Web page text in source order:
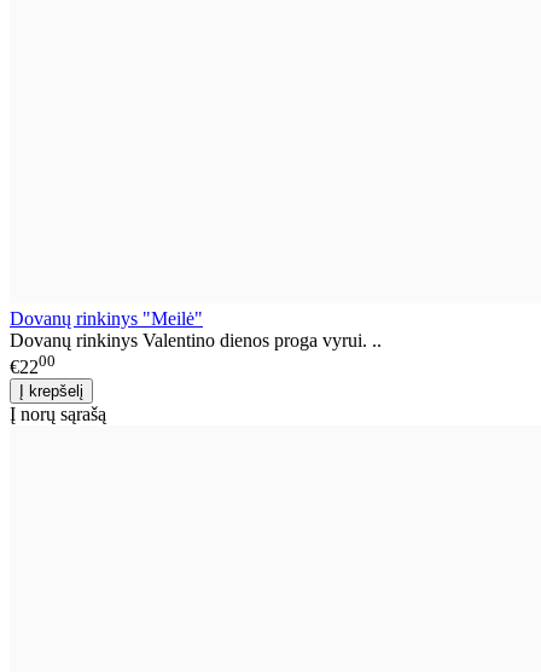
Dovanų rinkinys "Meilė"
Dovanų rinkinys Valentino dienos proga vyrui. ..
€2200
Į norų sąrašą